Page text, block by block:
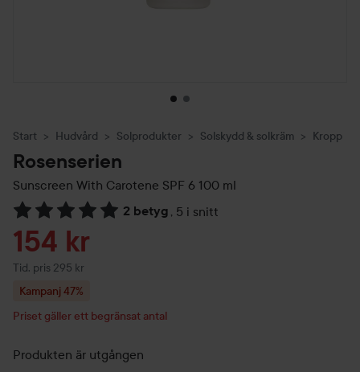
Start Hudvård Solprodukter Solskydd & solkräm Kropp
Rosenserien
Sunscreen With Carotene SPF 6 100 ml
2 betyg , 5 i snitt
Hoppa till Betyg & kommentarer
Reapris
154 kr
Tid. pris 295 kr
Tidigare pris 295 kr
Kampanj 47%
Priset gäller ett begränsat antal
Produkten är utgången